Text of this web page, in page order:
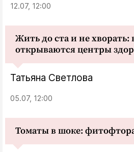
12.07, 12:00
Жить до ста и не хворать:
открываются центры
Татьяна Светлова
05.07, 12:00
Томаты в шоке: